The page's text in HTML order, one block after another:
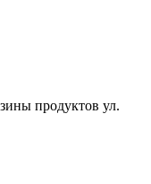
продуктов ул.